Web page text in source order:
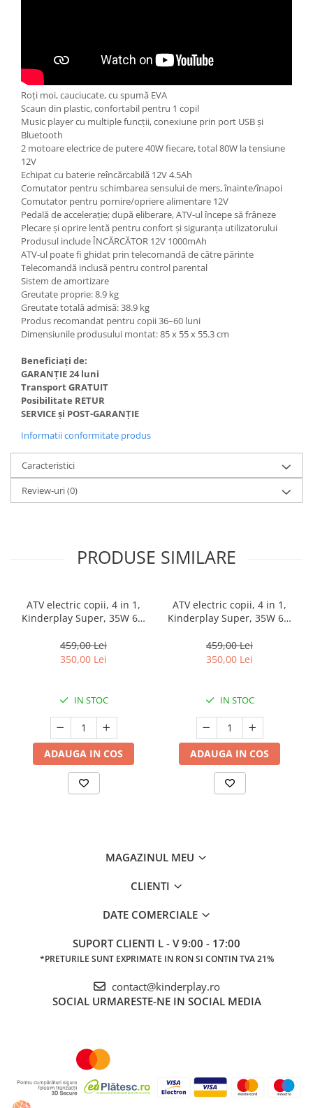
Roți moi, cauciucate, cu spumă EVA
Scaun din plastic, confortabil pentru 1 copil
Music player cu multiple funcții, conexiune prin port USB și
Bluetooth
2 motoare electrice de putere 40W fiecare, total 80W la tensiune
12V
Echipat cu baterie reîncărcabilă 12V 4.5Ah
Comutator pentru schimbarea sensului de mers, înainte/înapoi
Comutator pentru pornire/opriere alimentare 12V
Pedală de accelerație; după eliberare, ATV-ul începe să frâneze
Plecare și oprire lentă pentru confort și siguranța utilizatorului
Produsul include ÎNCĂRCĂTOR 12V 1000mAh
ATV-ul poate fi ghidat prin telecomandă de către părinte
Telecomandă inclusă pentru control parental
Sistem de amortizare
Greutate proprie: 8.9 kg
Greutate totală admisă: 38.9 kg
Produs recomandat pentru copii 36–60 luni
Dimensiunile produsului montat: 85 x 55 x 55.3 cm
Beneficiați de:
GARANȚIE 24 luni
Transport GRATUIT
Posibilitate RETUR
SERVICE și POST-GARANȚIE
Informatii conformitate produs
Caracteristici
Review-uri(0)
PRODUSE SIMILARE
ATV electric copii, 4 in 1,
Kinderplay Super, 35W 6V,
standard, albastru
459,00 Lei
350,00 Lei
IN STOC
ADAUGA IN COS
ATV electric copii, 4 in 1,
Kinderplay Super, 35W 6V,
standard, verde
459,00 Lei
350,00 Lei
IN STOC
ADAUGA IN COS
MAGAZINUL MEU
CLIENTI
DATE COMERCIALE
SUPORT CLIENTI L - V 9:00 - 17:00
*PRETURILE SUNT EXPRIMATE IN RON SI CONTIN TVA 21%
contact@kinderplay.ro
SOCIAL URMARESTE-NE IN SOCIAL MEDIA